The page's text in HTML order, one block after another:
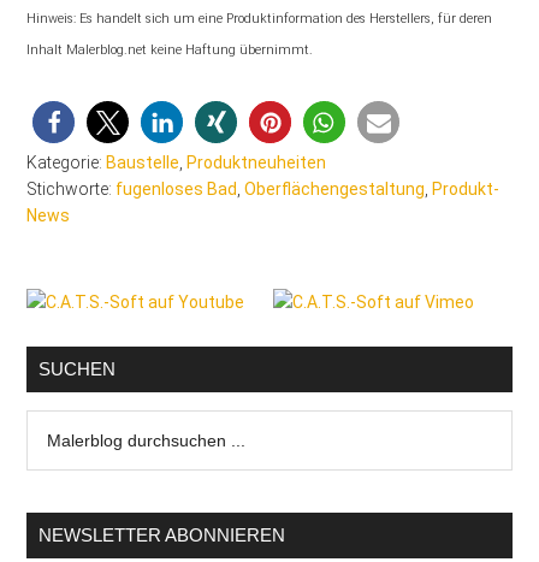
Hinweis: Es handelt sich um eine Produktinformation des Herstellers, für deren
Inhalt Malerblog.net keine Haftung übernimmt.
Kategorie: Baustelle Produktneuheiten
Stichworte: fugenloses Bad ,Oberflächengestaltung Produkt-
News
Seitenspalte
SUCHEN
durchsuchen
NEWSLETTER ABONNIEREN